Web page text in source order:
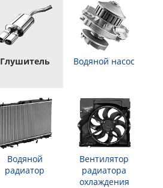
Глушитель Водяной насос
Водяной
радиатор
Вентилятор
радиатора
охлаждения